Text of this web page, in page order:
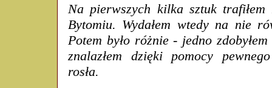
Na pierwszych kilka sztuk
Bytomiu. Wydałem wtedy na nie
Potem było różnie - jedno
znalazłem dzięki pomocy
rosła.